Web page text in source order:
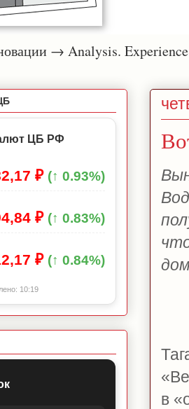
→ Analysis.
в
ЦБ РФ
₽ (↑ 0.93%)
₽ (↑ 0.83%)
₽ (↑ 0.84%)
10:19